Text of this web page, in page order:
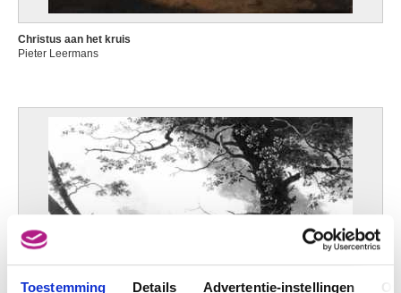
Toestemming Details Advertentie-instellingen
Christus aan het kruis
Pieter Leermans